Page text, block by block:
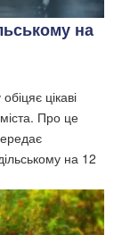
на
цікаві
Про це
на 12